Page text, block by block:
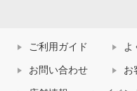
ご利用ガイド よ
お問い合わせ お